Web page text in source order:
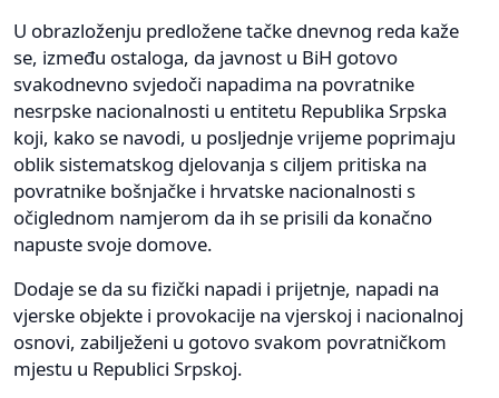
U obrazloženju predložene tačke dnevnog reda kaže
se, između ostaloga, da javnost u BiH gotovo
svakodnevno svjedoči napadima na povratnike
nesrpske nacionalnosti u entitetu Republika Srpska
koji, kako se navodi, u posljednje vrijeme poprimaju
oblik sistematskog djelovanja s ciljem pritiska na
povratnike bošnjačke i hrvatske nacionalnosti s
očiglednom namjerom da ih se prisili da konačno
napuste svoje domove.
Dodaje se da su fizički napadi i prijetnje, napadi na
vjerske objekte i provokacije na vjerskoj i nacionalnoj
osnovi, zabilježeni u gotovo svakom povratničkom
mjestu u Republici Srpskoj.